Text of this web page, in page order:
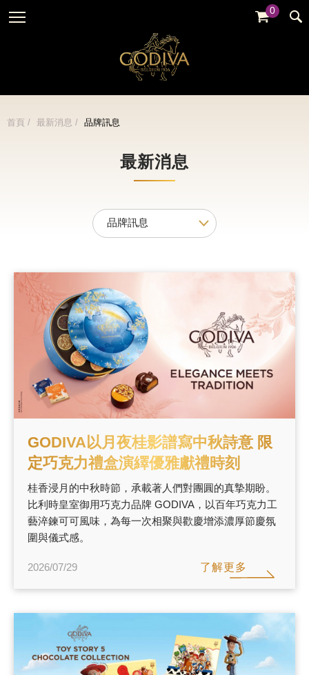
0
全部
全部
松露禮盒
片裝禮盒
巧克力珠寶禮盒
童趣系列
新品 / 季節性商品
百年限定系列
中秋系列
休閒分享
可可粉/咖啡粉
甜點
全部
綜合巧克力
婚禮系列
GODIVA故事
首頁 最新消息 品牌訊息
最新消息
GODIVA以月夜桂影譜寫中秋詩意 限
定巧克力禮盒演繹優雅獻禮時刻
桂香浸月的中秋時節，承載著人們對團圓的真摯期盼。
比利時皇室御用巧克力品牌 GODIVA，以百年巧克力工
藝淬鍊可可風味，為每一次相聚與歡慶增添濃厚節慶氛
圍與儀式感。
2026/07/29 了解更多